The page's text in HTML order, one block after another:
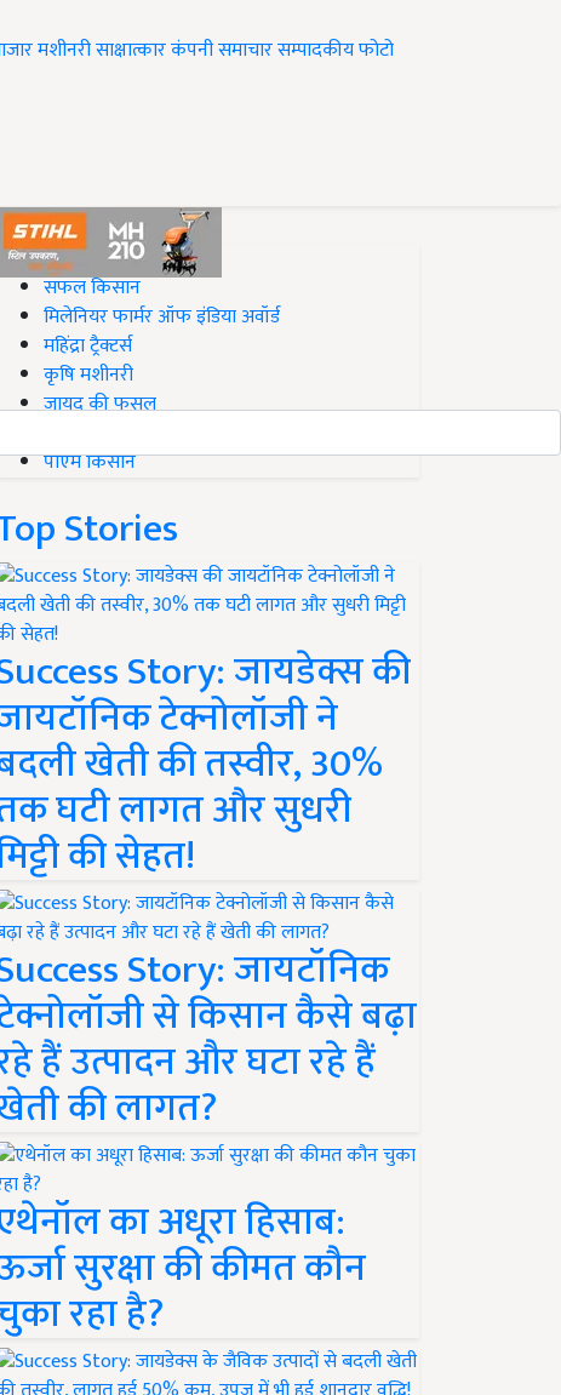
मशीनरीसाक्षात्कारकंपनी समाचारसम्पादकीयफोटो
#Top on Krishi Jagran
सफल किसान
मिलेनियर फार्मर ऑफ इंडिया अवॉर्ड
महिंद्रा ट्रैक्टर्स
कृषि मशीनरी
जायद की फसल
पीएम किसान
Stories
Story: जायडेक्स की
टेक्नोलॉजी ने
खेती की तस्वीर, 30%
घटी लागत और सुधरी
की सेहत!
Story: जायटॉनिक
से किसान कैसे बढ़ा
हैं उत्पादन और घटा रहे हैं
की लागत?
का अधूरा हिसाब:
सुरक्षा की कीमत कौन
रहा है?